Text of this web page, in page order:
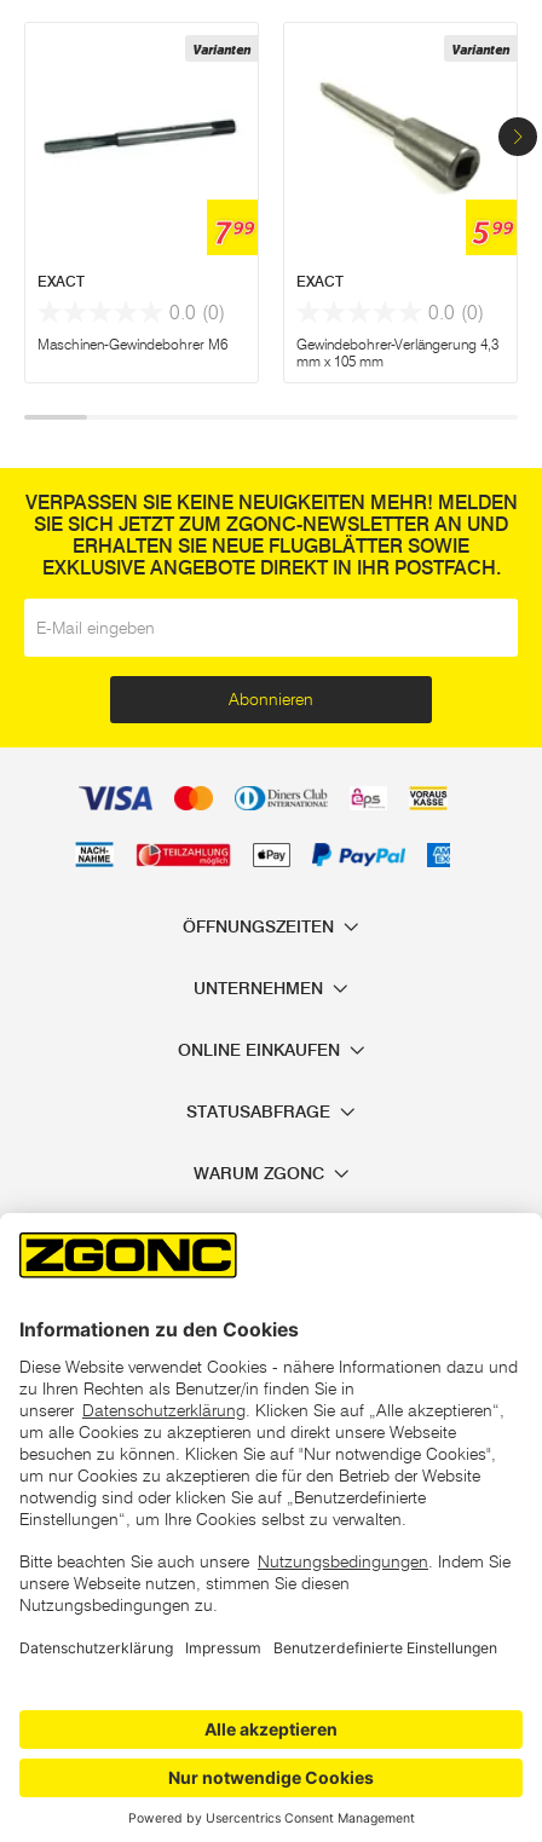
Varianten
799
EXACT
0.0 (0)
Maschinen-Gewindebohrer M6
Varianten
599
EXACT
0.0 (0)
Gewindebohrer-Verlängerung 4,3
mm x 105 mm
VERPASSEN SIE KEINE NEUIGKEITEN MEHR! MELDEN
SIE SICH JETZT ZUM ZGONC-NEWSLETTER AN UND
ERHALTEN SIE NEUE FLUGBLÄTTER SOWIE
EXKLUSIVE ANGEBOTE DIREKT IN IHR POSTFACH.
Abonnieren
ÖFFNUNGSZEITEN
UNTERNEHMEN
ONLINE EINKAUFEN
STATUSABFRAGE
WARUM ZGONC
*der "statt"-Preis ist der niedrigste von uns in den letzten 30
Tagen vor Beginn dieser Aktion verlangte Preis
unter den UVP Preisen auf dieser Website sind die
zu verstehen
Copyright © 2026 ZGONC. Alle Rechte vorbehalten.